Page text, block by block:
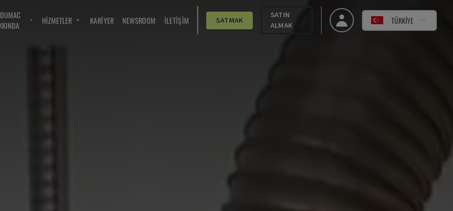
HIZMETLER KARIYER NEWSROOM İLETIŞIM SATMAK
SATIN
ALMAK
TÜRKIYE